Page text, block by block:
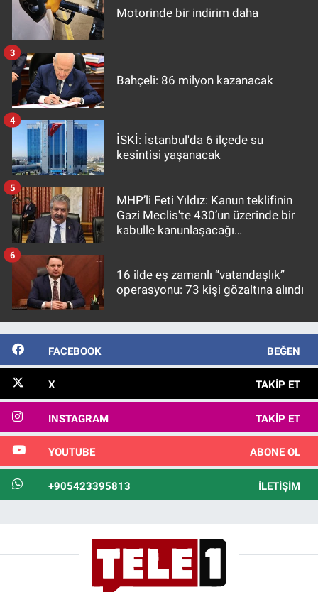
Motorinde bir indirim daha
Bahçeli: 86 milyon kazanacak
3
İSKİ: İstanbul'da 6 ilçede su
kesintisi yaşanacak
4
MHP’li Feti Yıldız: Kanun teklifinin
Gazi Meclis'te 430’un üzerinde bir
kabulle kanunlaşacağı
5
16 ilde eş zamanlı “vatandaşlık”
operasyonu: 73 kişi gözaltına alındı
6
FACEBOOK BEĞEN
X TAKIP ET
INSTAGRAM TAKIP ET
YOUTUBE ABONE OL
+905423395813 İLETIŞIM